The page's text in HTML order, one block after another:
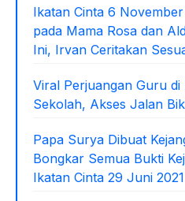
Ikatan Cinta 6
pada Mama Rosa dan
Ini, Irvan Ceritakan
Viral Perjuangan Guru
Sekolah, Akses Jalan
Papa Surya Dibuat
Bongkar Semua Bukti
Ikatan Cinta 29 Juni 2021